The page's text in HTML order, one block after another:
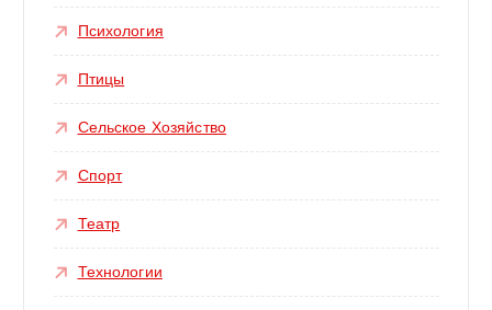
Психология
Птицы
Сельское Хозяйство
Спорт
Театр
Технологии